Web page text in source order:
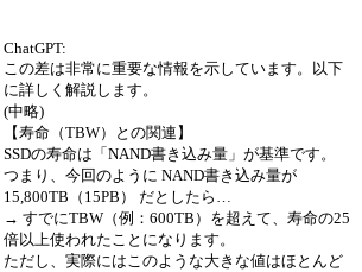
ChatGPT:
この差は非常に重要な情報を示しています。以下
に詳しく解説します。
(中略)
【寿命（TBW）との関連】
SSDの寿命は「NAND書き込み量」が基準です。
つまり、今回のように NAND書き込み量が
15,800TB（15PB） だとしたら…
→ すでにTBW（例：600TB）を超えて、寿命の25
倍以上使われたことになります。
ただし、実際にはこのような大きな値はほとんど